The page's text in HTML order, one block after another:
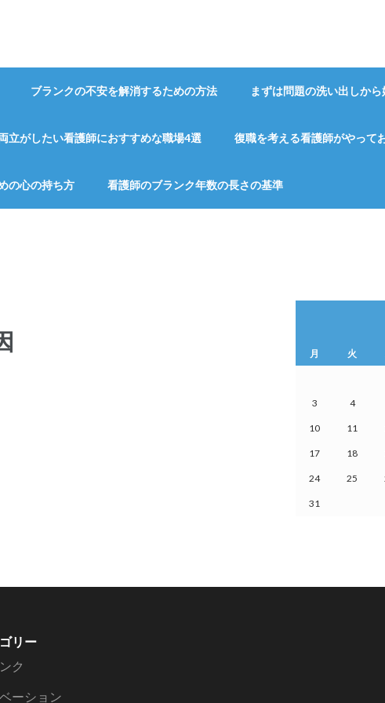
ブランクの不安を解消するための方法 まずは問題の洗い出しから
立がしたい看護師におすすめな職場4選 復職を考える看護師がやって
の心の持ち方 看護師のブランク年数の長さの基準
月 火
3 4
10 11
17 18
24 25
31
リー
ク
ーション